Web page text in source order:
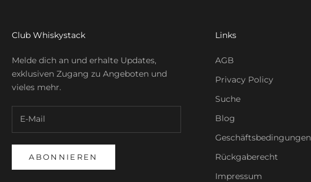
Club Whiskystack
Melde dich an und erhalte Updates,
exklusiven Zugang zu Angeboten und
vieles mehr.
ABONNIEREN
Links
AGB
Privacy Policy
Suche
Blog
Geschäftsbedingungen
Rückgaberecht
Impressum